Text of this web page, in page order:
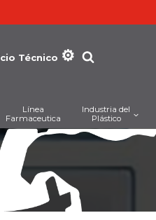
Técnico
Línea
Farmaceutica
Industria del
Plástico